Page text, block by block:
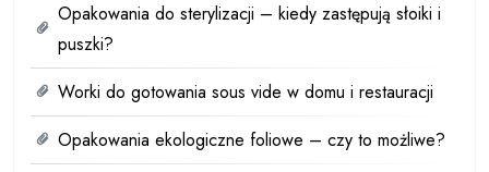
Opakowania do sterylizacji – kiedy zastępują słoiki i
puszki?
Worki do gotowania sous vide w domu i restauracji
Opakowania ekologiczne foliowe – czy to możliwe?